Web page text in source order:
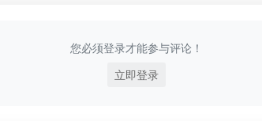
您必须登录才能参与评论！
立即登录